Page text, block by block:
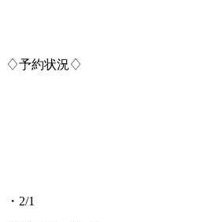
♢予約状況♢
・2/1